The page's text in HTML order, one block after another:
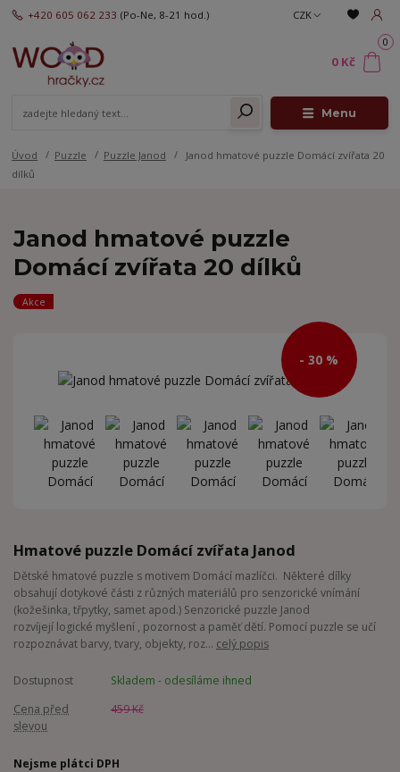
Menu
CZK
+420 605 062 233 (Po-Ne, 8-21 hod.)
0
0 Kč
Úvod Puzzle Puzzle Janod
Janod hmatové puzzle Domácí zvířata 20
dílků
Janod hmatové puzzle
Domácí zvířata 20 dílků
Akce
- 30 %
Hmatové puzzle Domácí zvířata Janod
Dětské hmatové puzzle s motivem Domácí mazlíčci. Některé dílky
obsahují dotykové části z různých materiálů pro senzorické vnímání
(kožešinka, třpytky, samet apod.) Senzorické puzzle Janod
rozvíjejí logické myšlení , pozornost a paměť dětí. Pomocí puzzle se učí
rozpoznávat barvy, tvary, objekty, roz... celý popis
Dostupnost
Skladem - odesíláme ihned
Cena před
slevou
459 Kč
Nejsme plátci DPH